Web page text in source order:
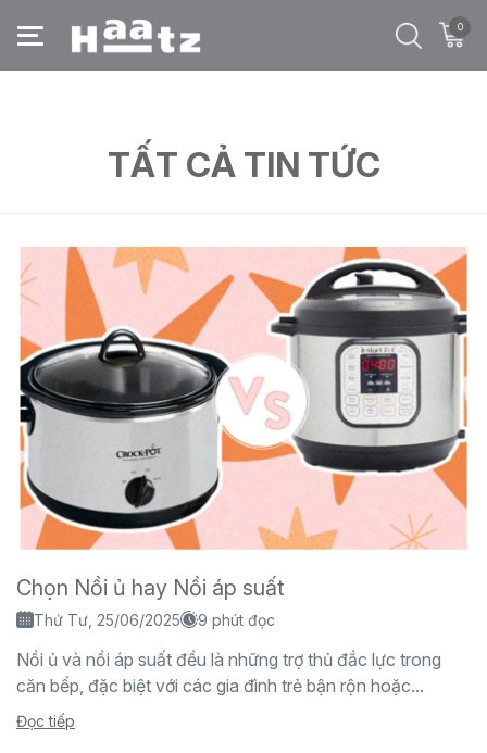
0
TẤT CẢ TIN TỨC
Chọn Nồi ủ hay Nồi áp suất
Thứ Tư, 25/06/2025 9 phút đọc
Nồi ủ và nồi áp suất đều là những trợ thủ đắc lực trong
căn bếp, đặc biệt với các gia đình trẻ bận rộn hoặc...
Đọc tiếp